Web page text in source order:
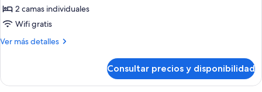
2 camas individuales
Wifi gratis
Ver más detalles
Más
Consultar precios y disponibilidad